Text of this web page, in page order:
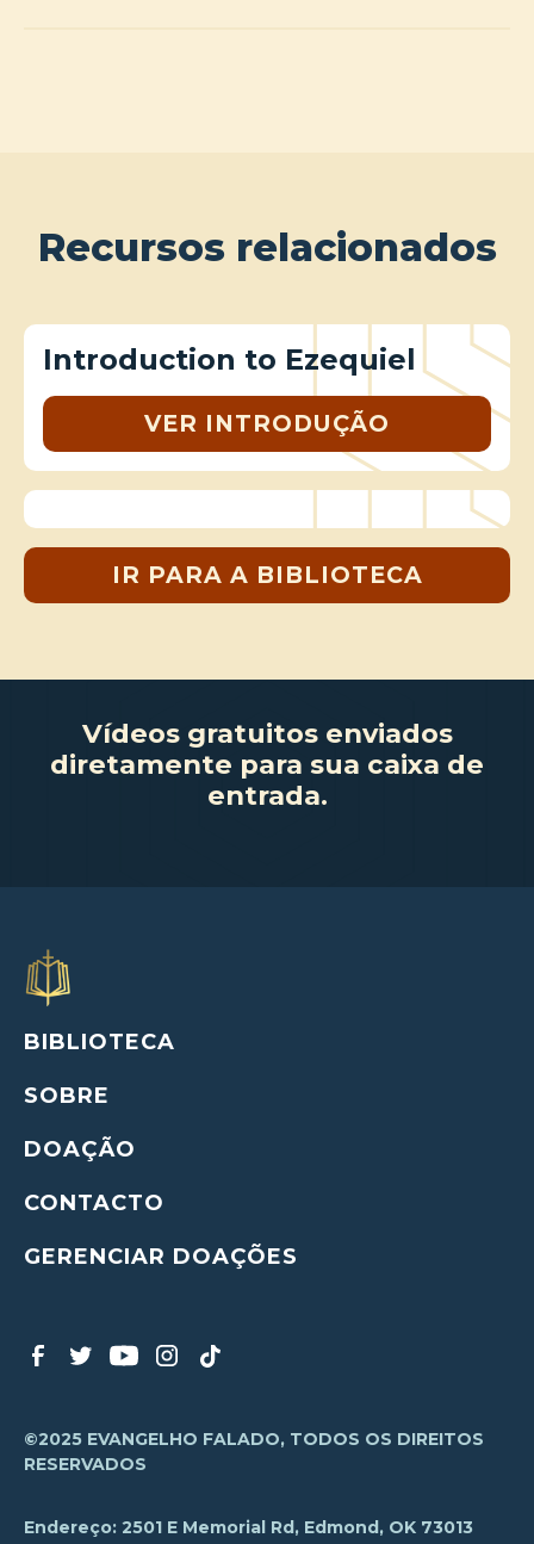
Recursos relacionados
Introduction to Ezequiel
VER INTRODUÇÃO
IR PARA A BIBLIOTECA
Vídeos gratuitos enviados
diretamente para sua caixa de
entrada.
BIBLIOTECA
SOBRE
DOAÇÃO
CONTACTO
GERENCIAR DOAÇÕES
©2025 EVANGELHO FALADO, TODOS OS DIREITOS
RESERVADOS
Endereço: 2501 E Memorial Rd, Edmond, OK 73013